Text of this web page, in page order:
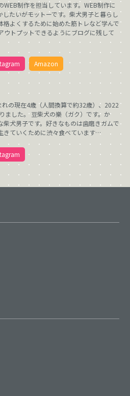
WEB制作を担当しています。WEB制作に
したいがモットーです。柴犬男子と暮らし
格よくするために始めた筋トレなど学んで
ウトプットできるようにブログに残して
Amazon
の現在4歳（人間換算で約32歳）、2022
ました。 豆柴犬の樂（ガク）です。か
柴犬男子です。好きなものは歯磨きガムで
きていくために渋々食べています…